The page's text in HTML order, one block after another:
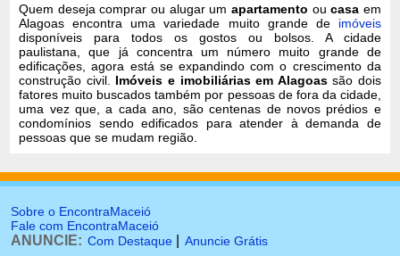
Quem deseja comprar ou alugar um apartamento oucasa em
Alagoas encontra uma variedade muito grande de imóveis
disponíveis para todos os gostos ou bolsos. A cidade
paulistana, que já concentra um número muito grande de
edificações, agora está se expandindo com o crescimento da
construção civil. Imóveis e imobiliárias em Alagoassão dois
fatores muito buscados também por pessoas de fora da cidade,
uma vez que, a cada ano, são centenas de novos prédios e
condomínios sendo edificados para atender à demanda de
pessoas que se mudam região.
Sobre o EncontraMaceió
Fale com EncontraMaceió
ANUNCIE: Com Destaque Anuncie Grátis